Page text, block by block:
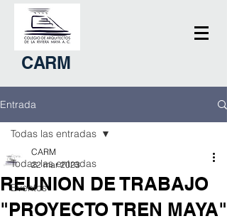
CARM
Entrada
Todas las entradas
Eventos
Todas las entradas
REUNION DE TRABAJO
"PROYECTO TREN MAYA"
CARM
22 mar 2023